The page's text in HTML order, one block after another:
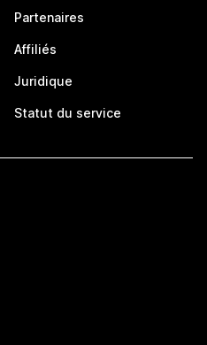
Partenaires
Affiliés
Juridique
Statut du service